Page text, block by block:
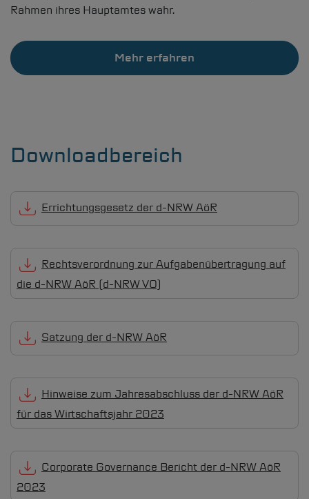
Rahmen ihres Hauptamtes wahr.
Mehr erfahren
Downloadbereich
Errichtungsgesetz der d-NRWAöR
Rechtsverordnung zur Aufgabenübertragung auf
die d-NRWAöR (d-NRWVO)
Satzung der d-NRWAöR
Hinweise zum Jahresabschluss der d-NRWAöR
für das Wirtschaftsjahr 2023
Corporate Governance Bericht der d-NRWAöR
2023